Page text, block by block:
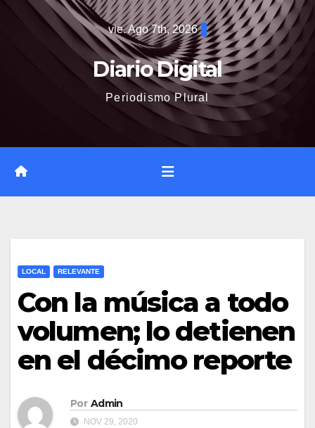
vie. Ago 7th, 2026
Diario Digital
Periodismo Plural
LOCAL RELEVANTE
Con la música a todo
volumen; lo detienen
en el décimo reporte
Por Admin
NOV 29, 2020